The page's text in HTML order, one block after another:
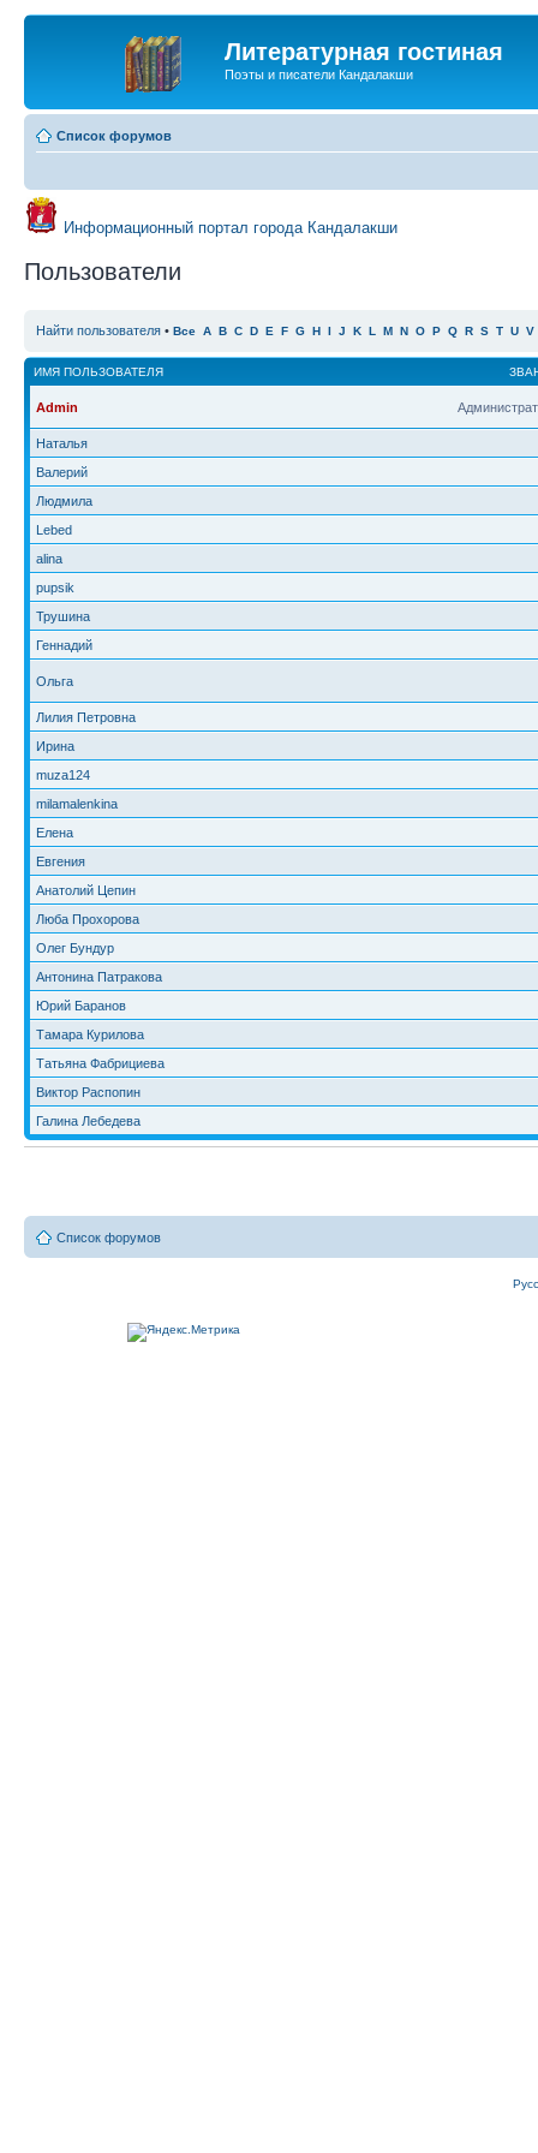
Литературная гостиная
Поэты и писатели Кандалакши
Список форумов
Информационный портал города Кандалакши
Пользователи
Найти пользователя • Все A B C D E F G H I J K L M N O P Q R S T U V
ИМЯ ПОЛЬЗОВАТЕЛЯ
Admin
Наталья
Валерий
Людмила
Lebed
alina
pupsik
Трушина
Геннадий
Ольга
Лилия Петровна
Ирина
muza124
milamalenkina
Елена
Евгения
Анатолий Цепин
Люба Прохорова
Олег Бундур
Антонина Патракова
Юрий Баранов
Тамара Курилова
Татьяна Фабрициева
Виктор Распопин
Галина Лебедева
Список форумов